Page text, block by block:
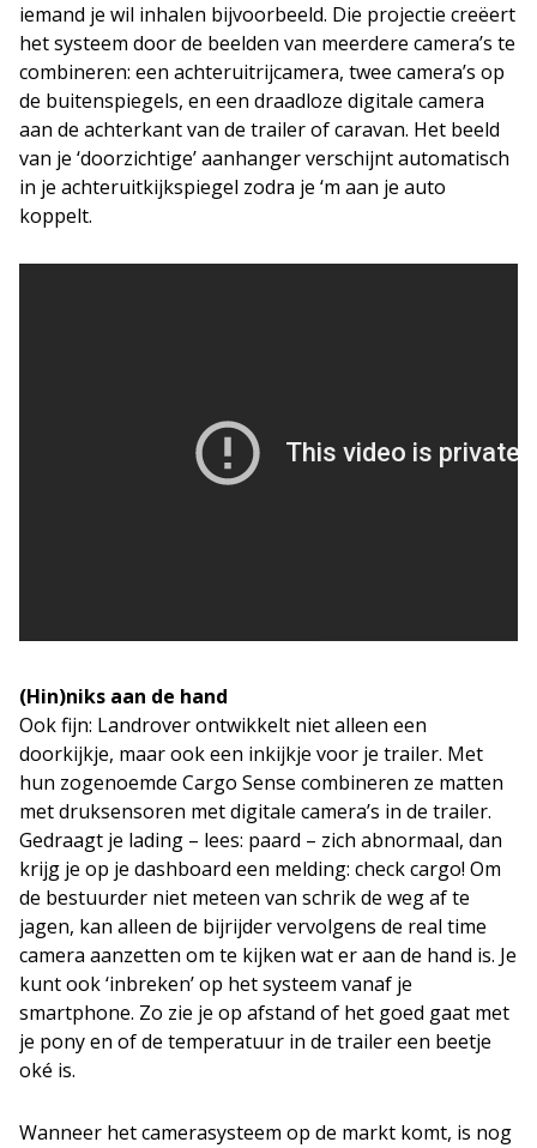
iemand je wil inhalen bijvoorbeeld. Die projectie creëert
het systeem door de beelden van meerdere camera’s te
combineren: een achteruitrijcamera, twee camera’s op
de buitenspiegels, en een draadloze digitale camera
aan de achterkant van de trailer of caravan. Het beeld
van je ‘doorzichtige’ aanhanger verschijnt automatisch
in je achteruitkijkspiegel zodra je ‘m aan je auto
koppelt.
(Hin)niks aan de hand
Ook fijn: Landrover ontwikkelt niet alleen een
doorkijkje, maar ook een inkijkje voor je trailer. Met
hun zogenoemde Cargo Sense combineren ze matten
met druksensoren met digitale camera’s in de trailer.
Gedraagt je lading – lees: paard – zich abnormaal, dan
krijg je op je dashboard een melding: check cargo! Om
de bestuurder niet meteen van schrik de weg af te
jagen, kan alleen de bijrijder vervolgens de real time
camera aanzetten om te kijken wat er aan de hand is. Je
kunt ook ‘inbreken’ op het systeem vanaf je
smartphone. Zo zie je op afstand of het goed gaat met
je pony en of de temperatuur in de trailer een beetje
oké is.
Wanneer het camerasysteem op de markt komt, is nog